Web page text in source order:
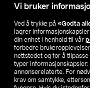
Vi bruker
Ved å trykke på «Godta
lagrer
din enhet i henhold til vår
forbedre
nettstedet og for å
typer informasjonskapsler:
annonserelaterte. For
krav om samtykke,
Våre selskaper